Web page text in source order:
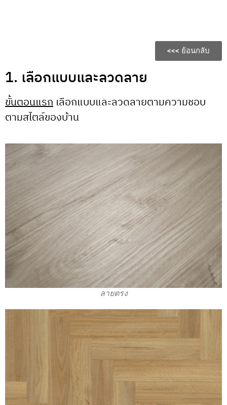
<<< ย้อนกลับ
1. เลือกแบบและลวดลาย
ขั้นตอนแรก เลือกแบบและลวดลายตามความชอบ
ตามสไตล์ของบ้าน
ลายตรง